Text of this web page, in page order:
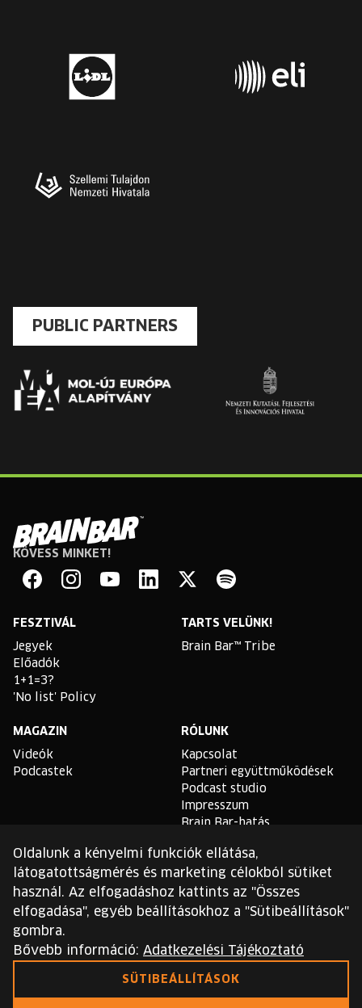
PUBLIC PARTNERS
Brain
Bar
KÖVESS MINKET!
FESZTIVÁL
Jegyek
Előadók
1+1=3?
'No list' Policy
TARTS VELÜNK!
Brain Bar™ Tribe
MAGAZIN
Videók
Podcastek
RÓLUNK
Kapcsolat
Partneri együttműködések
Podcast studio
Impresszum
Brain Bar-hatás
TLDR
Általános Szerződési
Feltételek
Sütikezelési Szabályzat
Adatvédelmi Szabályzat
Ezt a webhelyet a reCAPTCHA védi, és a Google
Oldalunk a kényelmi funkciók ellátása,
látogatottságmérés és marketing célokból sütiket
használ. Az elfogadáshoz kattints az "Összes
elfogadása", egyéb beállításokhoz a "Sütibeállítások"
gombra.
Bővebb információ: Adatkezelési Tájékoztató
SÜTIBEÁLLÍTÁSOK